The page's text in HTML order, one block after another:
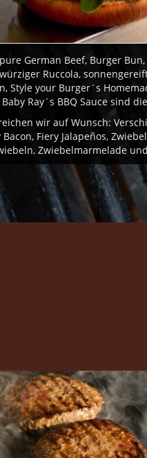
German Beef, Burger
Ruccola,
Style your Burger´s
Ray´s BBQ Sauce sind
wir auf Wunsch:
Bacon, Fiery Jalapeños,
Zwiebelmarmelade